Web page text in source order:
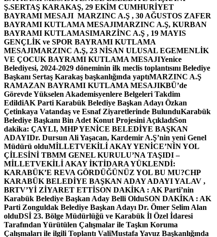
Ş.SERTAŞ KARAKAŞ, 29 EKİM CUMHURİYET
BAYRAMI MESAJI MARZINC A.Ş , 30 AĞUSTOS ZAFER
BAYRAMI KUTLAMA MESAJIMARZINC A.Ş, KURBAN
BAYRAMI KUTLAMASIMARZİNC A.Ş , 19 MAYIS
GENÇLİK ve SPOR BAYRAMI KUTLAMA
MESAJIMARZINC A.Ş, 23 NİSAN ULUSAL EGEMENLİK
VE ÇOCUK BAYRAMI KUTLAMA MESAJIYenice
Belediyesi, 2024-2029 döneminin ilk meclis toplantısını Belediye
Başkanı Sertaş Karakaş başkanlığında yaptıMARZINC A.Ş
RAMAZAN BAYRAMI KUTLAMA MESAJIKBÜ’de
Görevde Yükselen Akademisyenlere Belgeleri Takdim
EdildiAK Parti Karabük Belediye Başkan Adayı Özkan
Çetinkaya Vatandaş ve Esnaf Ziyaretlerinde BulunduKarabük
Belediye Başkanı Bin Adet Konut Projesini AçıkladıSon
dakika: ÇAYLI, MHP YENİCE BELEDİYE BAŞKAN
ADAYIDr. Dursun Ali Yaşacan, Kardemir A.Ş’nin yeni Genel
Müdürü olduMİLLETVEKİLİ AKAY YENİCE’NİN YOL
ÇİLESİNİ TBMM GENEL KURULU’NA TAŞIDI –
MİLLETVEKİLİ AKAY İKTİDARA YÜKLENDİ:
KARABÜK’E REVA GÖRDÜĞÜNÜZ YOL BU MU?CHP
KARABÜK BELEDİYE BAŞKAN ADAY ADAYI YALAV ,
BRTV’Yİ ZİYARET ETTİSON DAKİKA : AK Parti’nin
Karabük Belediye Başkan Aday Belli OlduSON DAKİKA : AK
Parti Zonguldak Belediye Başkan Adayı Dr. Ömer Selim Alan
olduDSİ 23. Bölge Müdürlüğü ve Karabük İl Özel İdaresi
Tarafından Yürütülen Çalışmalar ile Taşkın Koruma
Çalışmaları ile ilgili Toplantı ValiMustafa Yavuz Başkanlığında